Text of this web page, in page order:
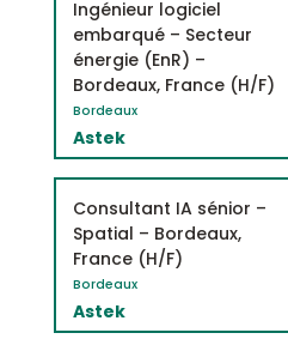
Ingénieur logiciel
embarqué – Secteur
énergie (EnR) –
Bordeaux, France (H/F)
Astek
Bordeaux
Consultant IA sénior –
Spatial – Bordeaux,
France (H/F)
Astek
Bordeaux